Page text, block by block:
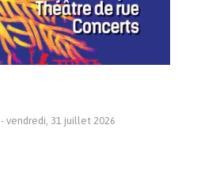
- vendredi, 31 juillet 2026